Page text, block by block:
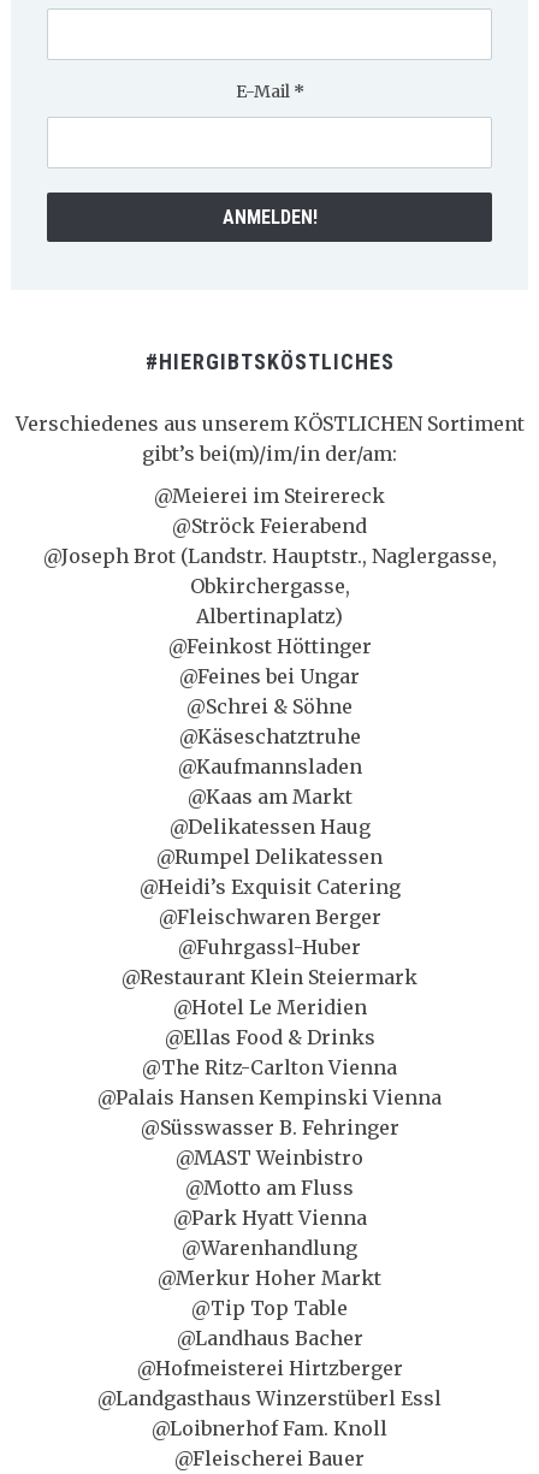
E-Mail *
#HIERGIBTSKÖSTLICHES
Verschiedenes aus unserem KÖSTLICHEN Sortiment
gibt’s bei(m)/im/in der/am:
@Meierei im Steirereck
@Ströck Feierabend
@Joseph Brot (Landstr. Hauptstr., Naglergasse,
Obkirchergasse,
Albertinaplatz)
@Feinkost Höttinger
@Feines bei Ungar
@Schrei & Söhne
@Käseschatztruhe
@Kaufmannsladen
@Kaas am Markt
@Delikatessen Haug
@Rumpel Delikatessen
@Heidi’s Exquisit Catering
@Fleischwaren Berger
@Fuhrgassl-Huber
@Restaurant Klein Steiermark
@Hotel Le Meridien
@Ellas Food & Drinks
@The Ritz-Carlton Vienna
@Palais Hansen Kempinski Vienna
@Süsswasser B. Fehringer
@MAST Weinbistro
@Motto am Fluss
@Park Hyatt Vienna
@Warenhandlung
@Merkur Hoher Markt
@Tip Top Table
@Landhaus Bacher
@Hofmeisterei Hirtzberger
@Landgasthaus Winzerstüberl Essl
@Loibnerhof Fam. Knoll
@Fleischerei Bauer